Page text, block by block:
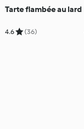
Tarte flambée au lard
4.6 (36)